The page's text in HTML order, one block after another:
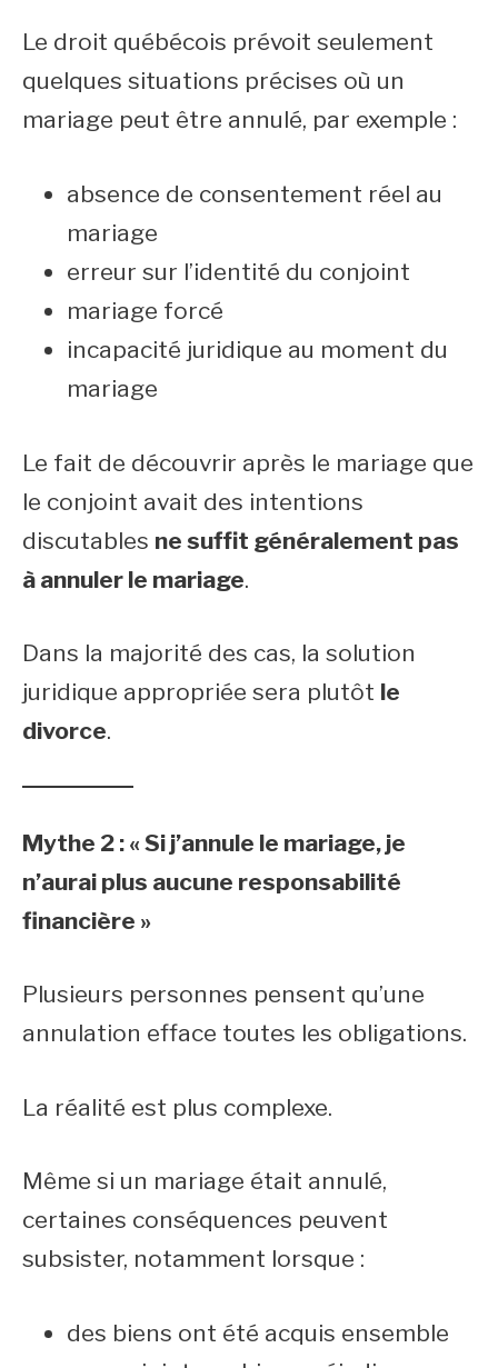
Le droit québécois prévoit seulement
quelques situations précises où un
mariage peut être annulé, par exemple :
absence de consentement réel au
mariage
erreur sur l’identité du conjoint
mariage forcé
incapacité juridique au moment du
mariage
Le fait de découvrir après le mariage que
le conjoint avait des intentions
discutables ne suffit généralement pas
à annuler le mariage.
Dans la majorité des cas, la solution
juridique appropriée sera plutôt le
divorce.
Mythe 2 : « Si j’annule le mariage, je
n’aurai plus aucune responsabilité
financière »
Plusieurs personnes pensent qu’une
annulation efface toutes les obligations.
La réalité est plus complexe.
Même si un mariage était annulé,
certaines conséquences peuvent
subsister, notamment lorsque :
des biens ont été acquis ensemble